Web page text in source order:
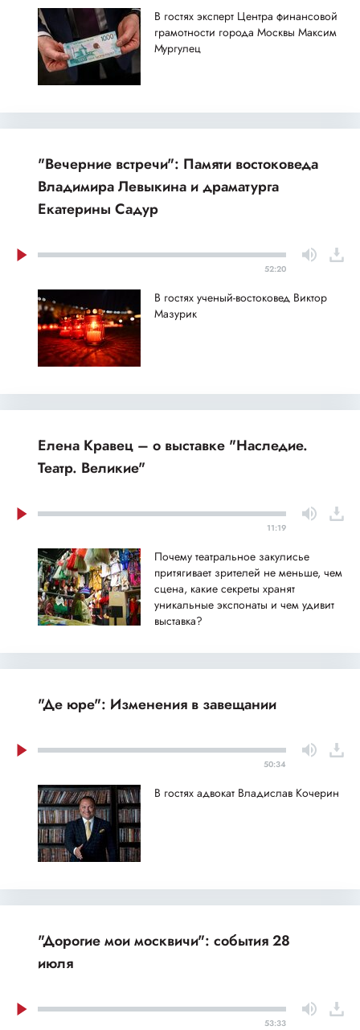
В гостях эксперт Центра финансовой
грамотности города Москвы Максим
Мургулец
"Вечерние встречи": Памяти востоковеда
Владимира Левыкина и драматурга
Екатерины Садур
52:20
В гостях ученый-востоковед Виктор
Мазурик
Елена Кравец – о выставке "Наследие.
Театр. Великие"
11:19
Почему театральное закулисье
притягивает зрителей не меньше, чем
сцена, какие секреты хранят
уникальные экспонаты и чем удивит
выставка?
"Де юре": Изменения в завещании
50:34
В гостях адвокат Владислав Кочерин
"Дорогие мои москвичи": события 28
июля
53:33